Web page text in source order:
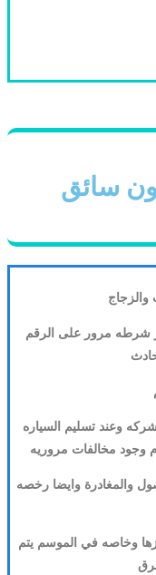
سائق
والزجاج
شرطه مرور على الرقم
الشركه وعند تسليم السياره
وجود مخالفات مروريه
والمغادرة وايضا رخصه
وخاصه في الموسم يتم